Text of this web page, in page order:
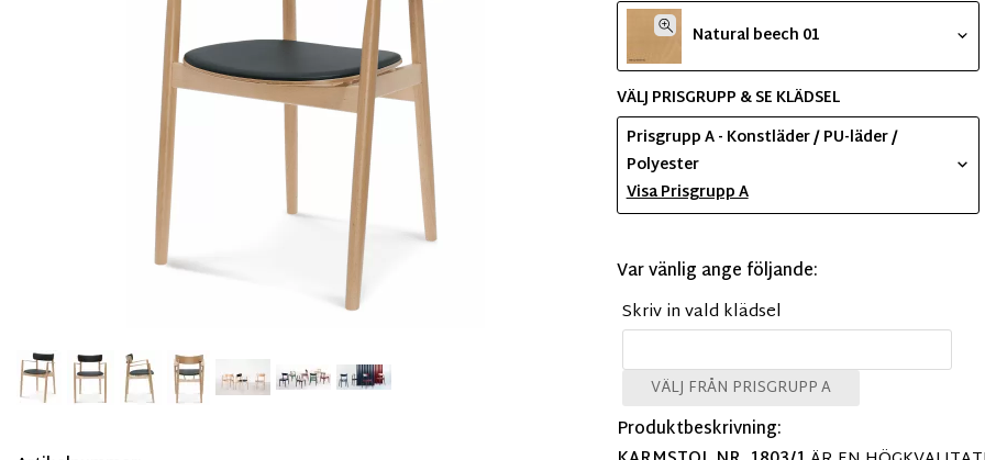
Natural beech 01
VÄLJ PRISGRUPP & SE KLÄDSEL
Prisgrupp A - Konstläder / PU-läder /
Polyester
Visa Prisgrupp A
Var vänlig ange följande:
Skriv in vald klädsel
VÄLJ FRÅN PRISGRUPP A
Produktbeskrivning: